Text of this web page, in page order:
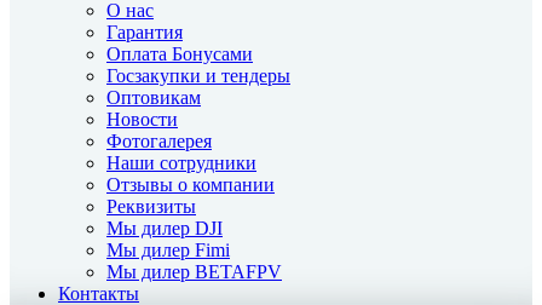
О нас
Гарантия
Оплата Бонусами
Госзакупки и тендеры
Оптовикам
Новости
Фотогалерея
Наши сотрудники
Отзывы о компании
Реквизиты
Мы дилер DJI
Мы дилер Fimi
Мы дилер BETAFPV
Контакты